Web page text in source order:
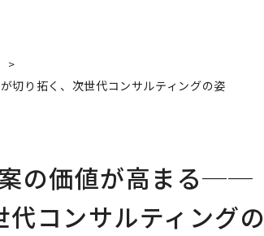
り拓く、次世代コンサルティングの姿
の価値が高まる──
コンサルティングの